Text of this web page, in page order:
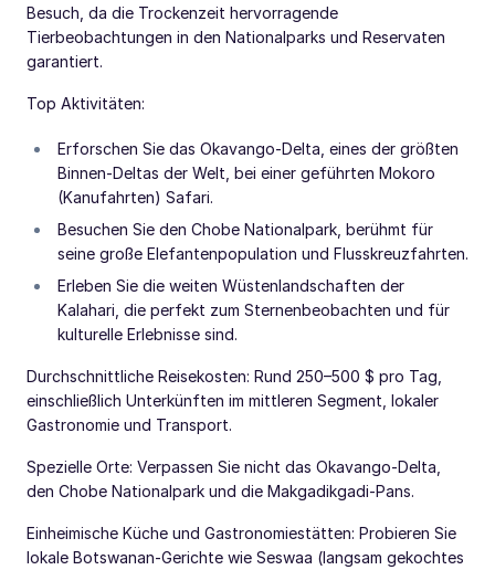
Besuch, da die Trockenzeit hervorragende
Tierbeobachtungen in den Nationalparks und Reservaten
garantiert.
Top Aktivitäten:
Erforschen Sie das Okavango-Delta, eines der größten
Binnen-Deltas der Welt, bei einer geführten Mokoro
(Kanufahrten) Safari.
Besuchen Sie den Chobe Nationalpark, berühmt für
seine große Elefantenpopulation und Flusskreuzfahrten.
Erleben Sie die weiten Wüstenlandschaften der
Kalahari, die perfekt zum Sternenbeobachten und für
kulturelle Erlebnisse sind.
Durchschnittliche Reisekosten: Rund 250–500 $ pro Tag,
einschließlich Unterkünften im mittleren Segment, lokaler
Gastronomie und Transport.
Spezielle Orte: Verpassen Sie nicht das Okavango-Delta,
den Chobe Nationalpark und die Makgadikgadi-Pans.
Einheimische Küche und Gastronomiestätten: Probieren Sie
lokale Botswanan-Gerichte wie Seswaa (langsam gekochtes